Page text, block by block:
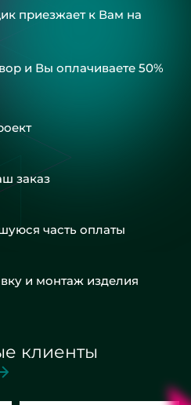
приезжает к Вам на
и Вы оплачиваете 50%
заказ
часть оплаты
и монтаж изделия
клиенты